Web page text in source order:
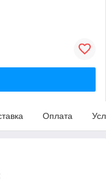
Оплата